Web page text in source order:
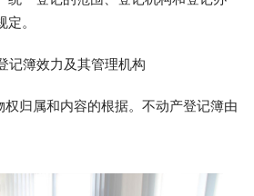
。
簿效力及其管理机构
归属和内容的根据。不动产登记簿由